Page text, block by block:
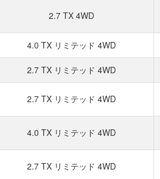
2.7 TX 4WD
4.0 TX リミテッド 4WD
2.7 TX リミテッド 4WD
2.7 TX リミテッド 4WD
4.0 TX リミテッド 4WD
2.7 TX リミテッド 4WD